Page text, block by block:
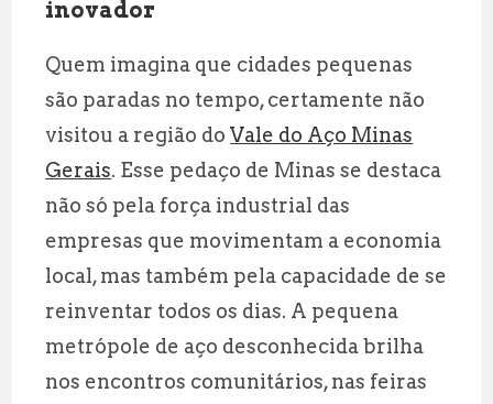
inovador
Quem imagina que cidades pequenas
são paradas no tempo, certamente não
visitou a região doVale do Aço Minas
Gerais. Esse pedaço de Minas se destaca
não só pela força industrial das
empresas que movimentam a economia
local, mas também pela capacidade de se
reinventar todos os dias. A pequena
metrópole de aço desconhecida brilha
nos encontros comunitários, nas feiras